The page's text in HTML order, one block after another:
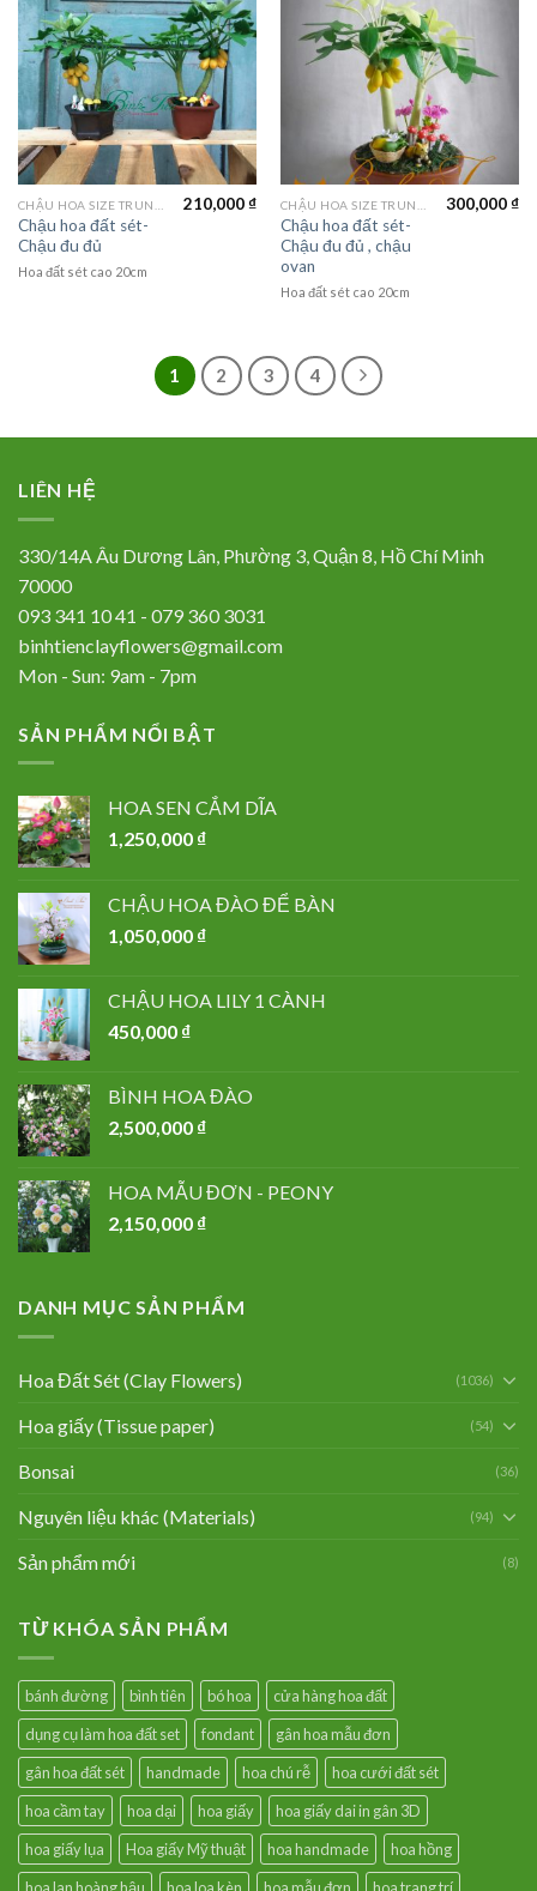
Chậu hoa đất sét-
Chậu đu đủ
210,000₫
Hoa đất sét cao 20cm
Chậu hoa đất sét-
Chậu đu đủ , chậu
ovan
300,000₫
Hoa đất sét cao 20cm
1 2 3 4
LIÊN HỆ
330/14A Âu Dương Lân, Phường 3, Quận 8, Hồ Chí Minh
70000
093 341 10 41 - 079 360 3031
binhtienclayflowers@gmail.com
Mon - Sun: 9am - 7pm
SẢN PHẨM NỔI BẬT
HOA SEN CẮM DĨA
1,250,000 ₫
CHẬU HOA ĐÀO ĐỂ BÀN
1,050,000 ₫
CHẬU HOA LILY 1 CÀNH
450,000 ₫
BÌNH HOA ĐÀO
2,500,000 ₫
HOA MẪU ĐƠN - PEONY
2,150,000 ₫
DANH MỤC SẢN PHẨM
Hoa Đất Sét (Clay Flowers) (1036)
Hoa giấy (Tissue paper) (54)
Bonsai (36)
Nguyên liệu khác (Materials) (94)
Sản phẩm mới (8)
TỪ KHÓA SẢN PHẨM
bánh đường bình tiên bó hoa
cửa hàng hoa đất
dụng cụ làm hoa đất set
fondant
gân hoa mẫu đơn
gân hoa đất sét
handmade hoa chú rễ
hoa cưới đất sét
hoa cầm tay
hoa dại hoa giấy
hoa giấy dai in gân 3D
hoa giấy lụa
Hoa giấy Mỹ thuật hoa handmade
hoa hồng
hoa lan hoàng hậu
hoa loa kèn hoa mẫu đơn hoa trang trí